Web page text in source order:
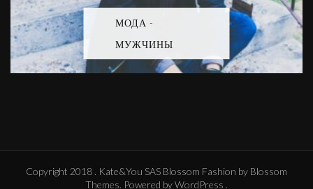
МОДА -
МУЖЧИНЫ
Copyright 2018 . Kate&You SAS Blossom Fashion by Blossom
Themes. Powered byWordPress .